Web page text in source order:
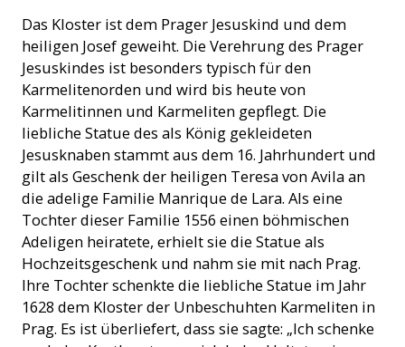
Das Kloster ist dem Prager Jesuskind und dem
heiligen Josef geweiht. Die Verehrung des Prager
Jesuskindes ist besonders typisch für den
Karmelitenorden und wird bis heute von
Karmelitinnen und Karmeliten gepflegt. Die
liebliche Statue des als König gekleideten
Jesusknaben stammt aus dem 16. Jahrhundert und
gilt als Geschenk der heiligen Teresa von Avila an
die adelige Familie Manrique de Lara. Als eine
Tochter dieser Familie 1556 einen böhmischen
Adeligen heiratete, erhielt sie die Statue als
Hochzeitsgeschenk und nahm sie mit nach Prag.
Ihre Tochter schenkte die liebliche Statue im Jahr
1628 dem Kloster der Unbeschuhten Karmeliten in
Prag. Es ist überliefert, dass sie sagte: „Ich schenke